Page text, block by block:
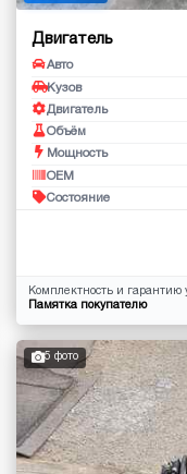
Двигатель
Авто
Кузов
Двигатель
Объём
Мощность
OEM
Состояние
Комплектность и гарантию
Памятка покупателю
5 фото